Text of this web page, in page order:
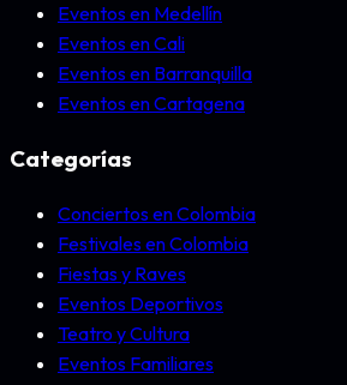
Eventos en Medellín
Eventos en Cali
Eventos en Barranquilla
Eventos en Cartagena
Categorías
Conciertos en Colombia
Festivales en Colombia
Fiestas y Raves
Eventos Deportivos
Teatro y Cultura
Eventos Familiares